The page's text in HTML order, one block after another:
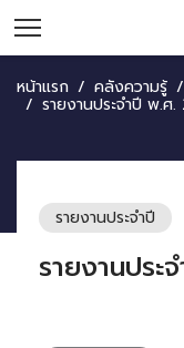
หน้าแรก คลังความรู้
รายงานประจำปี พ.ศ
รายงานประจำปี
รายงานปร